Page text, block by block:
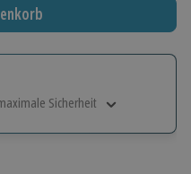
Sicherheit